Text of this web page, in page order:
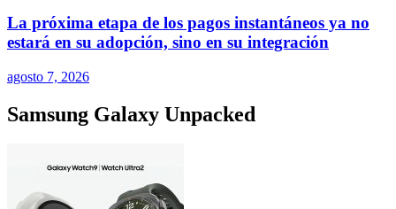
La próxima etapa de los pagos instantáneos ya no
estará en su adopción, sino en su integración
agosto 7, 2026
Samsung Galaxy Unpacked